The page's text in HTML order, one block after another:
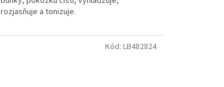
rozjasňuje a tonizuje.
Kód: LB482824